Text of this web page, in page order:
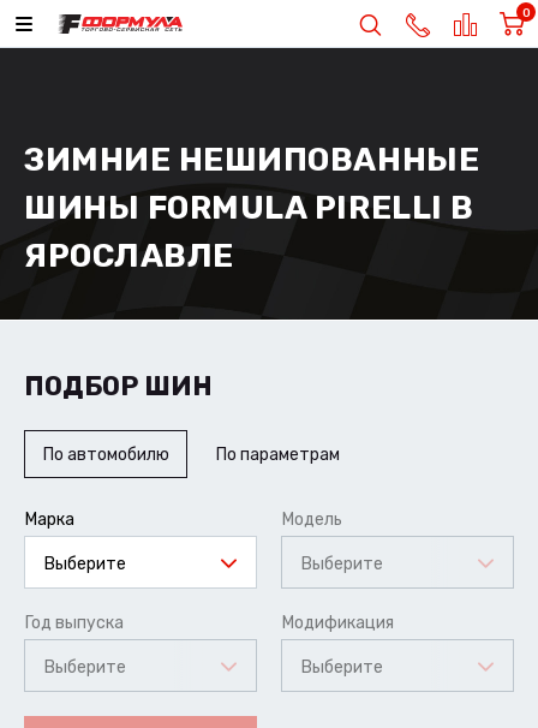
0
ЗИМНИЕ НЕШИПОВАННЫЕ
ШИНЫ FORMULA PIRELLI В
ЯРОСЛАВЛЕ
ПОДБОР ШИН
По автомобилю По параметрам
Марка
Выберите
Модель
Выберите
Год выпуска
Выберите
Модификация
Выберите